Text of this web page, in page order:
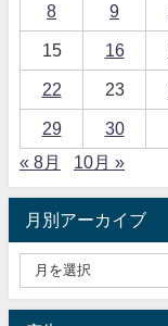
8 9
15 16
22 23
29
30
« 8月
10月 »
月別アーカイブ